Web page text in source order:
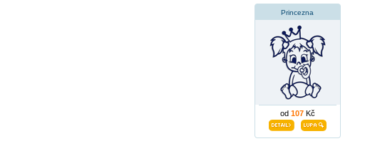
Princezna
od 107Kč